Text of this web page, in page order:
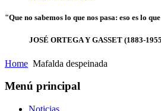
"Que no sabemos lo que nos pasa: eso es lo
JOSÉ ORTEGA Y GASSET (1883-
Home Mafalda despeinada
Menú principal
Noticias